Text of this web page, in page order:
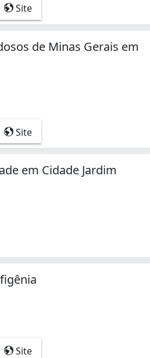
Site
de Minas Gerais em
Site
em Cidade Jardim
Site